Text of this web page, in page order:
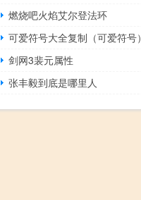
燃烧吧火焰艾尔登法环
可爱符号大全复制（可爱符号）
剑网3裴元属性
张丰毅到底是哪里人